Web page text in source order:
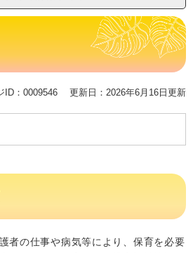
ID：0009546 更新日：2026年6月16日更新
者の仕事や病気等により、保育を必要